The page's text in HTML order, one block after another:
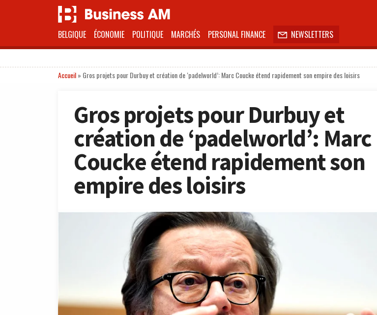
BELGIQUE ÉCONOMIE POLITIQUE MARCHÉS PERSONAL FINANCE  NEWSLETTERS
Accueil» Gros projets pour Durbuy et création de ‘padelworld’: Marc Coucke étend rapidement son empire des loisirs
Gros projets pour Durbuy et
création de ‘padelworld’: Marc
Coucke étend rapidement son
empire des loisirs